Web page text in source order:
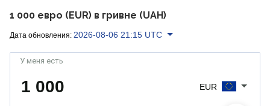
1 000 евро (EUR) в гривне (UAH)
Дата обновления: 2026-08-06 21:15 UTC
У меня есть
EUR